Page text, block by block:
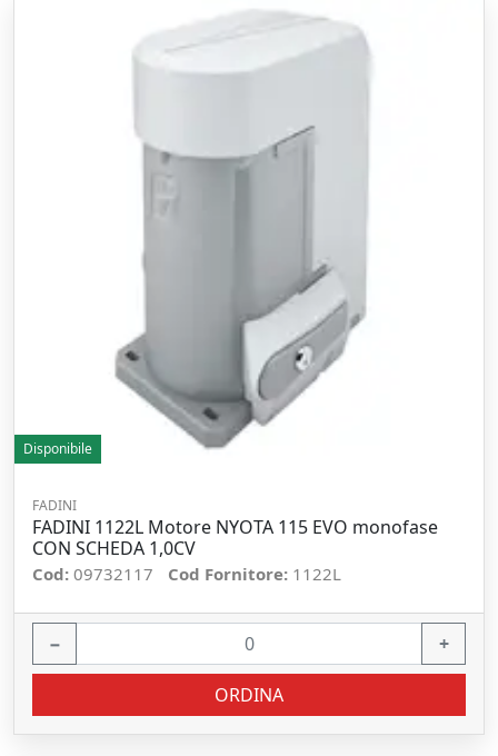
Disponibile
FADINI
FADINI 1122L Motore NYOTA 115 EVO monofase
CON SCHEDA 1,0CV
Cod: 09732117 Cod Fornitore: 1122L
− +
ORDINA